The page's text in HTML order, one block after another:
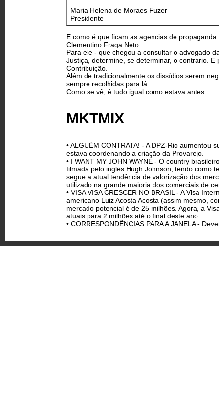
Maria Helena de Moraes Fuzer
Presidente
E como é que ficam as agencias de
Clementino Fraga Neto.
Para ele - que chegou a consultar o advogado
Justiça, determine, se determinar, o contrário.
Contribuição.
Além de tradicionalmente os dissídios serem
sempre recolhidas para lá.
Como se vê, é tudo igual como estava antes.
MKTMIX
• ALGUÉM CONTRATA! - A DPZ-Rio
estava coordenando a criação da Provarejo.
• I WANT MY JOHN WAYNE - O country
filmada pelo inglês Hugh Johnson, tendo como
segue a atual tendência de valorização dos
utilizado na grande maioria dos comerciais de
• VISA VISA CRESCER NO BRASIL - A Visa
americano Luiz Acosta Acosta (assim mesmo,
mercado potencial é de 25 milhões. Agora, a
atuais para 2 milhões até o final deste ano.
• CORRESPONDÊNCIAS PARA A JANELA -